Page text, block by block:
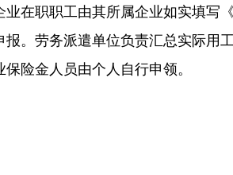
业在职职工由其所属企业如实填写
。劳务派遣单位负责汇总实际用
险金人员由个人自行申领。